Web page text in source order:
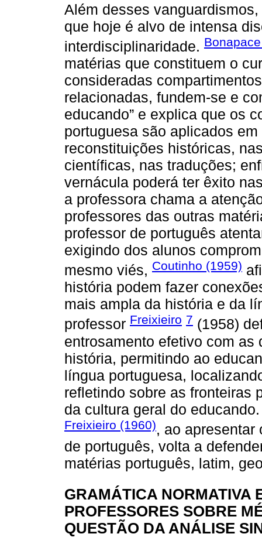
Além desses
que hoje é alvo de intensa
interdisciplinaridade.
matérias que constituem o
consideradas
relacionadas, fundem-se e
educando” e explica que os
portuguesa são aplicados
reconstituições históricas,
científicas, nas traduções;
vernácula poderá ter êxito
a professora chama a
professores das outras
professor de português
exigindo dos alunos
mesmo viés, Coutinho (1959)
história podem fazer
mais ampla da história e da
professor Freixieiro 7 (1958)
entrosamento efetivo com
história, permitindo ao
língua portuguesa,
refletindo sobre as fronteiras
da cultura geral do
Freixieiro (1960), ao apresentar
de português, volta a
matérias português, latim,
GRAMÁTICA NORMATIVA
PROFESSORES SOBRE
QUESTÃO DA ANÁLISE